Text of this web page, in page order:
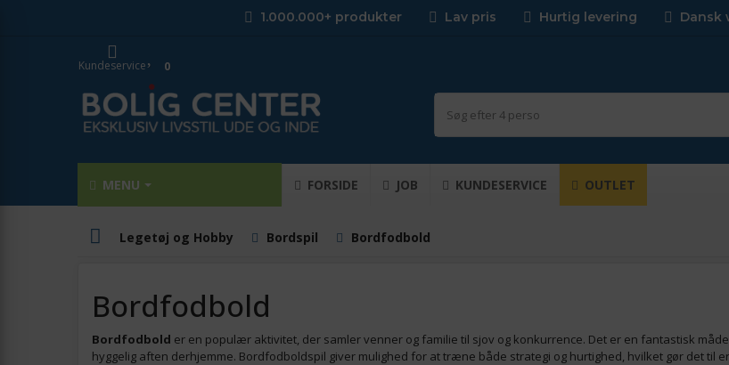
1.000.000+ produkter Lav pris Hurtig levering Dansk
Kundeservice 0
MENU FORSIDE JOB KUNDESERVICE OUTLET
Legetøj og Hobby Bordspil Bordfodbold
Bordfodbold
Bordfodbold er en populær aktivitet, der samler venner og familie til sjov og konkurrence. Det er en fantastisk
hyggelig aften derhjemme. Bordfodboldspil giver mulighed for at træne både strategi og hurtighed, hvilket gør det til